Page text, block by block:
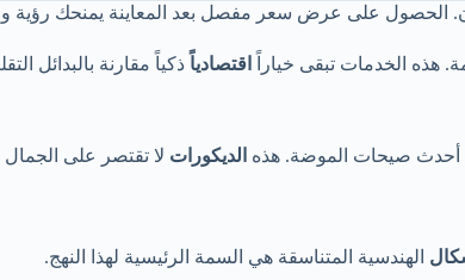
الحصول على عرض سعر مفصل بعد المعاينة يمنحك رؤية
هذه الخدمات تبقى خياراً اقتصادياً ذكياً مقارنة بالبدائل
صيحات الموضة. هذه الديكورات لا تقتصر على
الهندسية المتناسقة هي السمة الرئيسية لهذا النهج.